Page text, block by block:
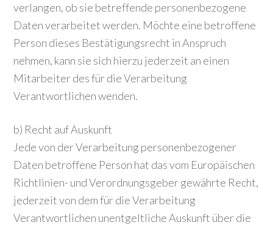
verlangen, ob sie betreffende personenbezogene
Daten verarbeitet werden. Möchte eine betroffene
Person dieses Bestätigungsrecht in Anspruch
nehmen, kann sie sich hierzu jederzeit an einen
Mitarbeiter des für die Verarbeitung
Verantwortlichen wenden.
b) Recht auf Auskunft
Jede von der Verarbeitung personenbezogener
Daten betroffene Person hat das vom Europäischen
Richtlinien- und Verordnungsgeber gewährte Recht,
jederzeit von dem für die Verarbeitung
Verantwortlichen unentgeltliche Auskunft über die